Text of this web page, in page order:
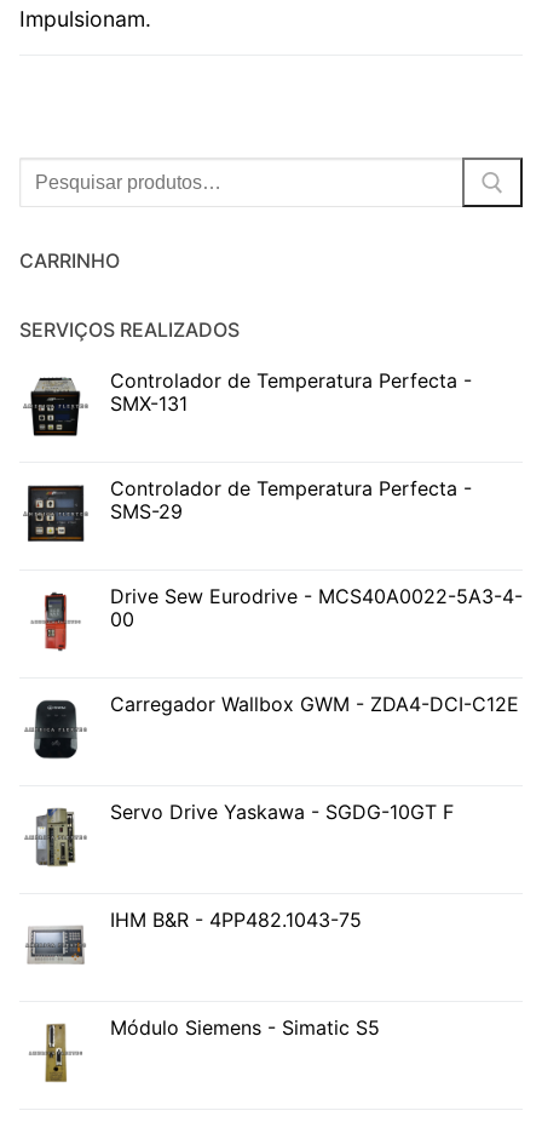
Impulsionam.
Procurar:
CARRINHO
SERVIÇOS REALIZADOS
Controlador de Temperatura Perfecta -
SMX-131
Controlador de Temperatura Perfecta -
SMS-29
Drive Sew Eurodrive - MCS40A0022-5A3-4-
00
Carregador Wallbox GWM - ZDA4-DCI-C12E
Servo Drive Yaskawa - SGDG-10GT F
IHM B&R - 4PP482.1043-75
Módulo Siemens - Simatic S5